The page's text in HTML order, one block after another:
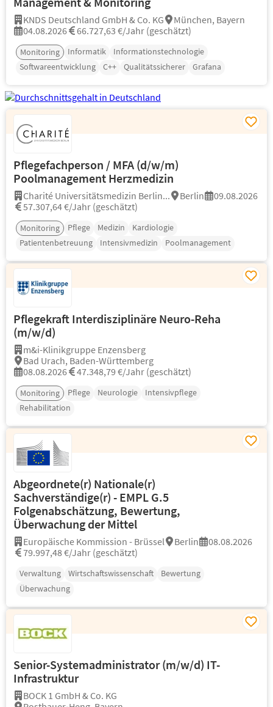
KNDS Deutschland GmbH & Co. KG
München, Bayern
04.08.2026
66.727,63 €/Jahr (geschätzt)
Monitoring Informatik
Informationstechnologie
Softwareentwicklung
C++ Qualitätssicherer Grafana
Pflegefachperson / MFA (d/w/m)
Poolmanagement Herzmedizin
Charité Universitätsmedizin Berlin... Berlin
09.08.2026
57.307,64 €/Jahr (geschätzt)
Monitoring Pflege Medizin
Kardiologie
Patientenbetreuung
Intensivmedizin Poolmanagement
Pflegekraft Interdisziplinäre Neuro-Reha
(m/w/d)
m&i-Klinikgruppe Enzensberg
Bad Urach, Baden-Württemberg
08.08.2026
47.348,79 €/Jahr (geschätzt)
Monitoring Pflege Neurologie
Intensivpflege
Rehabilitation
Abgeordnete(r) Nationale(r)
Sachverständige(r) - EMPL G.5
Folgenabschätzung, Bewertung,
Überwachung der Mittel
Europäische Kommission - Brüssel Berlin
08.08.2026
79.997,48 €/Jahr (geschätzt)
Verwaltung Wirtschaftswissenschaft
Bewertung
Überwachung
Senior-Systemadministrator (m/w/d) IT-
Infrastruktur
BOCK 1 GmbH & Co. KG